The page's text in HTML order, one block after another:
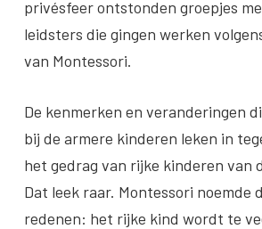
privésfeer ontstonden groepjes
leidsters die gingen werken
van Montessori.
De kenmerken en veranderingen
bij de armere kinderen leken in
het gedrag van rijke kinderen van
Dat leek raar. Montessori noemde
redenen: het rijke kind wordt te